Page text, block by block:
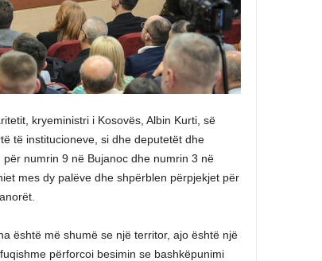
kryeministri i Kosovës, Albin Kurti, së
të institucioneve, si dhe deputetët dhe
numrin 9 në Bujanoc dhe numrin 3 në
mes dy palëve dhe shpërblen përpjekjet për
është më shumë se një territor, ajo është një
përforcoi besimin se bashkëpunimi